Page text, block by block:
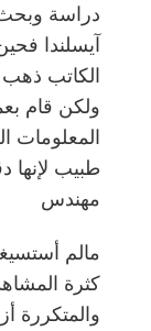
دراسة
آيسلندا
الكاتب ذهب
ولكن قام
المعلومات
طبيب لإنها
مهندس
مالم
كثرة
والمتكررة